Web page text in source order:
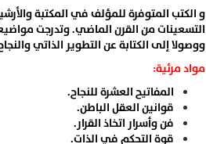
و الكتب المتوفرة للمؤلف في المكتبة
التسعينات من القرن الماضي. وتدرجت
ووصولا إلى الكتابة عن التطوير الذاتي
مواد مرئية:
المفاتيح العشرة للنجاح.
قوانين العقل الباطن.
فن وأسرار اتخاذ القرار.
قوة التحكم في الذات.